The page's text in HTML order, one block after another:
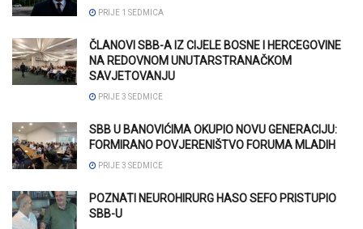
PRIJE 1 SEDMICA
ČLANOVI SBB-A IZ CIJELE BOSNE I HERCEGOVINE
NA REDOVNOM UNUTARSTRANAČKOM
SAVJETOVANJU
PRIJE 3 SEDMICE
SBB U BANOVIĆIMA OKUPIO NOVU GENERACIJU:
FORMIRANO POVJERENIŠTVO FORUMA MLADIH
PRIJE 3 SEDMICE
POZNATI NEUROHIRURG HASO SEFO PRISTUPIO
SBB-U